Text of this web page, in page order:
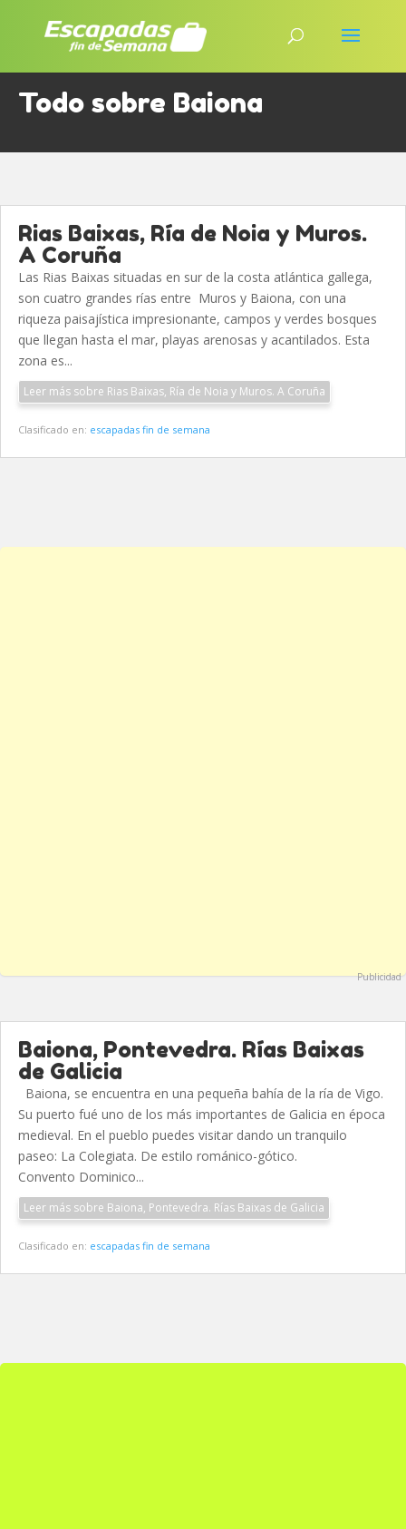
Todo sobre Baiona
Rias Baixas, Ría de Noia y Muros.
A Coruña
Las Rias Baixas situadas en sur de la costa atlántica gallega,
son cuatro grandes rías entre Muros y Baiona, con una
riqueza paisajística impresionante, campos y verdes bosques
que llegan hasta el mar, playas arenosas y acantilados. Esta
zona es...
Leer más sobre Rias Baixas, Ría de Noia y Muros. A Coruña
Clasificado en: escapadas fin de semana
Publicidad
Baiona, Pontevedra. Rías Baixas
de Galicia
Baiona, se encuentra en una pequeña bahía de la ría de Vigo.
Su puerto fué uno de los más importantes de Galicia en época
medieval. En el pueblo puedes visitar dando un tranquilo
paseo: La Colegiata. De estilo románico-gótico.
Convento Dominico...
Leer más sobre Baiona, Pontevedra. Rías Baixas de Galicia
Clasificado en: escapadas fin de semana